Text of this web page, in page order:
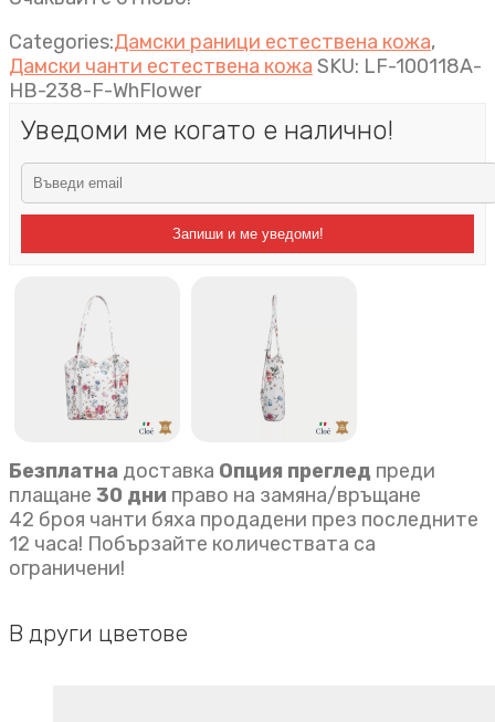
Categories:Дамски раници естествена кожа,
Дамски чанти естествена кожа SKU: LF-100118A-
HB-238-F-WhFlower
Уведоми ме когато е налично!
Запиши и ме уведоми!
Безплатна доставка Опция преглед преди
плащане 30 дни право на замяна/връщане
42 броя чанти бяха продадени през последните
12 часа! Побързайте количествата са
ограничени!
В други цветове